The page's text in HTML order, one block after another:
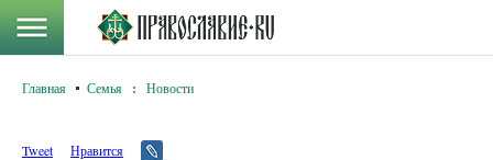
Главная Семья : Новости
Tweet Нравится